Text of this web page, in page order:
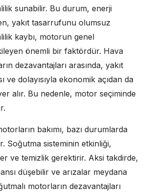
sunabilir. Bu durum, enerji
yakıt tasarrufunu olumsuz
kaybı, motorun genel
önemli bir faktördür. Hava
dezavantajları arasında, yakıt
ve dolayısıyla ekonomik açıdan da
yer alır. Bu nedenle, motor seçiminde
bakımı, bazı durumlarda
Soğutma sisteminin etkinliği,
ve temizlik gerektirir. Aksi takdirde,
düşebilir ve arızalar meydana
motorların dezavantajları